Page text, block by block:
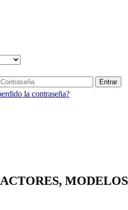
Entrar
la contraseña?